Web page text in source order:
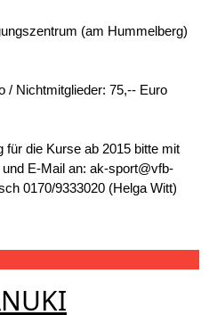
(am Hummelberg)
/ Nichtmitglieder: 75,-- Euro
für die Kurse ab 2015 bitte mit
E-Mail an: ak-sport@vfb-
0170/9333020 (Helga Witt)